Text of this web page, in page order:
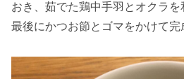
おき、茹でた鶏中手羽とオクラを
最後にかつお節とゴマをかけて完